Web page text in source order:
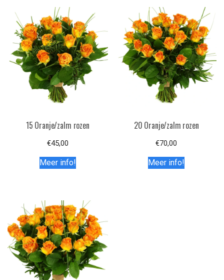
15 Oranje/zalm rozen
€45,00
Meer info!
20 Oranje/zalm rozen
€70,00
Meer info!